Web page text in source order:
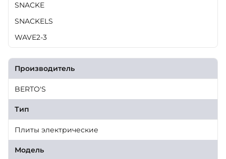
SNACKE
SNACKELS
WAVE2-3
Производитель
BERTO'S
Тип
Плиты электрические
Модель